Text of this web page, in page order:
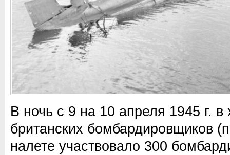
В ночь с 9 на 10 апреля 1945 г.
британских бомбардировщиков
налете участвовало 300